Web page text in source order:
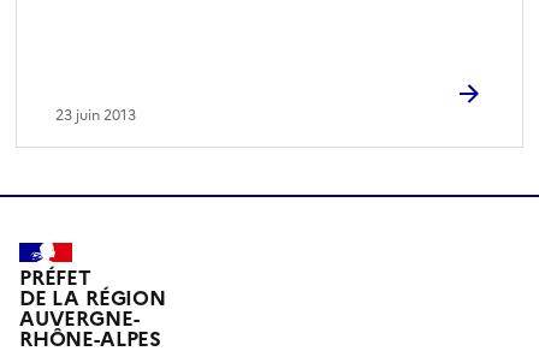
23 juin 2013
PRÉFET
DE LA RÉGION
AUVERGNE-
RHÔNE-ALPES